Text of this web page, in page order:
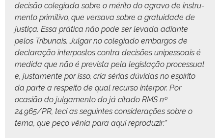
decisão cole­gia­da sobre o méri­to do agra­vo de instru­
men­to prim­i­ti­vo, que ver­sa­va sobre a gra­tu­idade de
justiça. Essa práti­ca não pode ser lev­a­da adi­ante
pelos Tri­bunais. Jul­gar no cole­gia­do embar­gos de
declar­ação inter­pos­tos con­tra decisões unipes­soais é
medi­da que não é pre­vista pela leg­is­lação proces­su­al
e, jus­ta­mente por isso, cria sérias dúvi­das no espíri­to
da parte a respeito de qual recur­so inter­por. Por
ocasião do jul­ga­men­to do já cita­do RMS nº
24.965/PR, teci as seguintes con­sid­er­ações sobre o
tema, que peço vênia para aqui reproduzir:”